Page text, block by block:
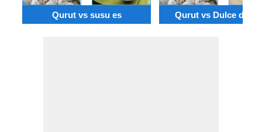
Qurut vs susu es Qurut vs Dulce de